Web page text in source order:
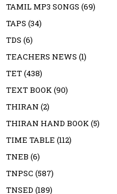
TAMIL MP3 SONGS (69)
TAPS (34)
TDS (6)
TEACHERS NEWS (1)
TET(438)
TEXT BOOK (90)
THIRAN (2)
THIRAN HAND BOOK (5)
TIME TABLE (112)
TNEB (6)
TNPSC (587)
TNSED (189)